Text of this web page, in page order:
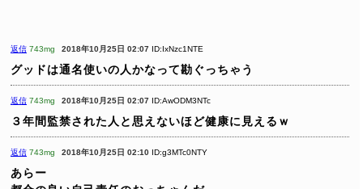
返信 743mg 2018年10月25日 02:07 ID:IxNzc1NTE
グッドは通名使いの人かなって勘ぐっちゃう
返信 743mg 2018年10月25日 02:07 ID:AwODM3NTc
３年間監禁された人と思えないほど健康に見えるｗ
返信 743mg 2018年10月25日 02:10 ID:g3MTc0NTY
あらー